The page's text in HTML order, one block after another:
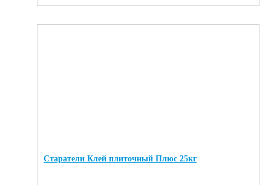
Старатели Клей плиточный Плюс 25кг